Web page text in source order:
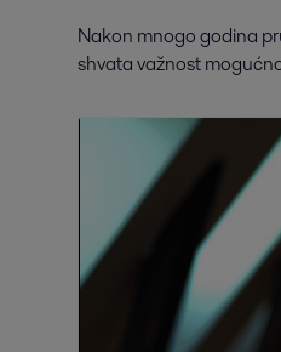
Nakon mnogo godina
shvata važnost